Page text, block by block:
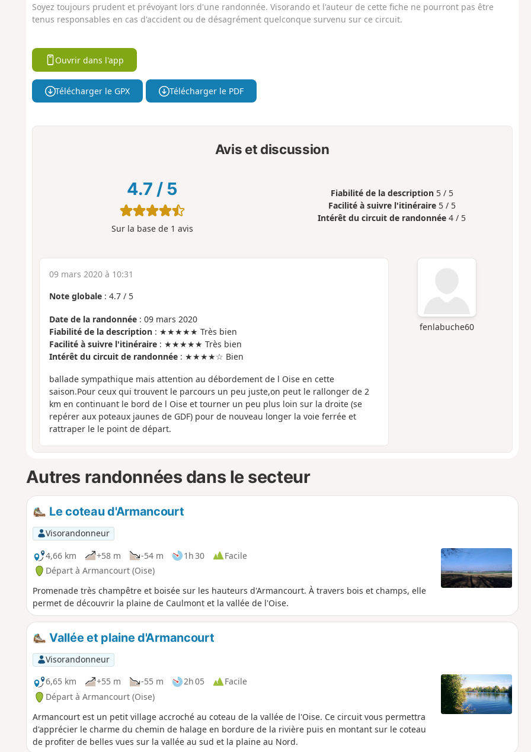
Soyez toujours prudent et prévoyant lors d'une randonnée. Visorando et l'auteur de cette fiche ne pourront pas être
tenus responsables en cas d'accident ou de désagrément quelconque survenu sur ce circuit.
Ouvrir dans l'app
Télécharger le GPX Télécharger le PDF
Avis et discussion
4.7 / 5
Sur la base de 1 avis
Fiabilité de la description 5 / 5
Facilité à suivre l'itinéraire 5 / 5
Intérêt du circuit de randonnée 4 / 5
fenlabuche60
09 mars 2020 à 10:31
Note globale: 4.7/ 5
Date de la randonnée: 09 mars 2020
Fiabilité de la description: ★★★★★ Très bien
Facilité à suivre l'itinéraire: ★★★★★ Très bien
Intérêt du circuit de randonnée: ★★★★☆ Bien
ballade sympathique mais attention au débordement de l Oise en cette
saison.Pour ceux qui trouvent le parcours un peu juste,on peut le rallonger de 2
km en continuant le bord de l Oise et tourner un peu plus loin sur la droite (se
repérer aux poteaux jaunes de GDF) pour de nouveau longer la voie ferrée et
rattraper le le point de départ.
Autres randonnées dans le secteur
Le coteau d'Armancourt
Visorandonneur
4,66 km
+58 m -54 m 1h 30
Facile
Départ à Armancourt (Oise)
Promenade très champêtre et boisée sur les hauteurs d'Armancourt. À travers bois et champs, elle
permet de découvrir la plaine de Caulmont et la vallée de l'Oise.
Vallée et plaine d'Armancourt
Visorandonneur
6,65 km
+55 m -55 m 2h 05
Facile
Départ à Armancourt (Oise)
Armancourt est un petit village accroché au coteau de la vallée de l'Oise. Ce circuit vous permettra
d'apprécier le charme du chemin de halage en bordure de la rivière puis en montant sur le coteau
de profiter de belles vues sur la vallée au sud et la plaine au Nord.